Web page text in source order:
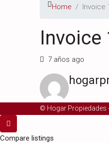
Home Invoice
Invoice
7 años ago
© Hogar Propiedades
Compare listings